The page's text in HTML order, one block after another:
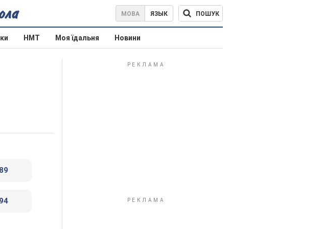
МОВА ЯЗЫК ПОШУК
НМТ Моя їдальня Новини
89
94